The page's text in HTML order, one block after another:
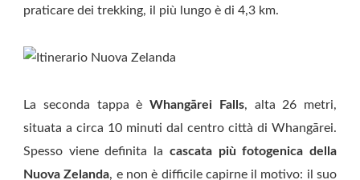
praticare dei trekking, il più lungo è di 4,3 km.
La seconda tappa è Whangārei Falls, alta 26 metri,
situata a circa 10 minuti dal centro città di Whangārei.
Spesso viene definita la cascata più fotogenica della
Nuova Zelanda, e non è difficile capirne il motivo: il suo